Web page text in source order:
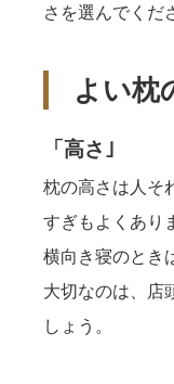
さを選んでくだ
よい枕
「高さ｣
枕の高さは人そ
すぎもよくあり
横向き寝のとき
大切なのは、店
しょう。